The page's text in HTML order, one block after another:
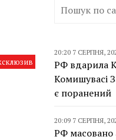
20:20 7 СЕРПНЯ,
РФ вдарила
Комишувасі
є поранений
20:09 7 СЕРПНЯ,
РФ масовано